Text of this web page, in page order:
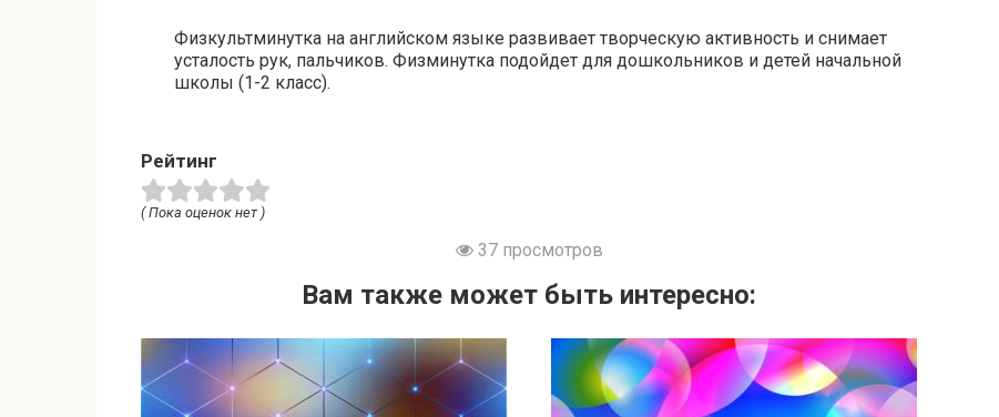
Физкультминутка на английском языке развивает творческую активность и снимает
усталость рук, пальчиков. Физминутка подойдет для дошкольников и детей начальной
школы (1-2 класс).
Рейтинг
( Пока оценок нет )
37 просмотров
Вам также может быть интересно: